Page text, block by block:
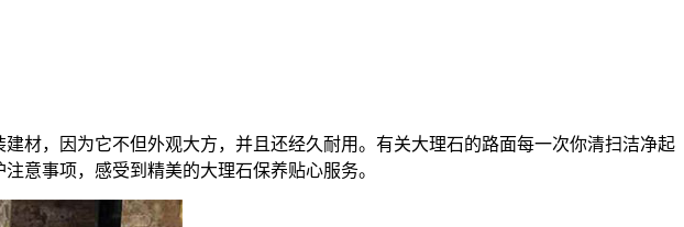
材，因为它不但外观大方，并且还经久耐用。有关大理石的路面每一次你清扫洁净起
意事项，感受到精美的大理石保养贴心服务。